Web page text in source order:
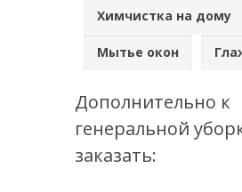
Химчистка на дому
Мытье окон
Дополнительно к
генеральной
заказать: